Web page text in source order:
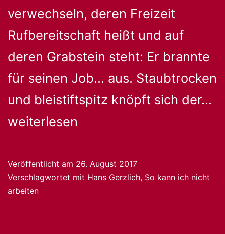
verwechseln, deren Freizeit
Rufbereitschaft heißt und auf
deren Grabstein steht: Er brannte
für seinen Job… aus. Staubtrocken
und bleistiftspitz knöpft sich der…
weiterlesen
Veröffentlicht am 26. August 2017
Verschlagwortet mit Hans Gerzlich, So kann ich nicht
arbeiten